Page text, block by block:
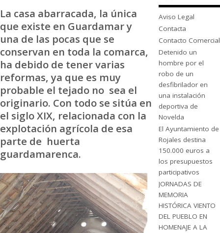
La casa abarracada, la única
que existe en Guardamar y
una de las pocas que se
conservan en toda la comarca,
ha debido de tener varias
reformas, ya que es muy
probable el tejado no sea el
originario. Con todo se sitúa en
el siglo XIX, relacionada con la
explotación agrícola de esa
parte de huerta
guardamarenca.
Aviso Legal
Contacta
Contacto Comercial
Detenido un
hombre por el
robo de un
desfibrilador en
una instalación
deportiva de
Novelda
El Ayuntamiento de
Rojales destina
150.000 euros a
los presupuestos
participativos
JORNADAS DE
MEMORIA
HISTÓRICA VIENTO
DEL PUEBLO EN
HOMENAJE A LA